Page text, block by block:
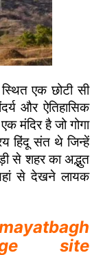
एक छोटी सी
और ऐतिहासिक
मंदिर है जो गोगा
हिंदू संत थे जिन्हें
से शहर का अद्भुत
से देखने लायक
site